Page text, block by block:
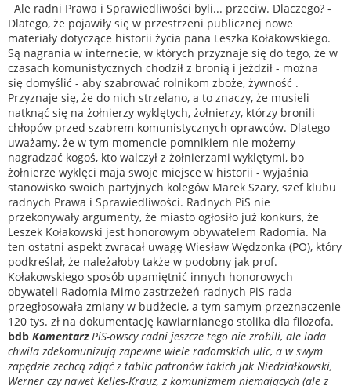
Ale radni Prawa i Sprawiedliwości byli... przeciw. Dlaczego? -
Dlatego, że pojawiły się w przestrzeni publicznej nowe
materiały dotyczące historii życia pana Leszka Kołakowskiego.
Są nagrania w internecie, w których przyznaje się do tego, że w
czasach komunistycznych chodził z bronią i jeździł - można
się domyślić - aby szabrować rolnikom zboże, żywność .
Przyznaje się, że do nich strzelano, a to znaczy, że musieli
natknąć się na żołnierzy wyklętych, żołnierzy, którzy bronili
chłopów przed szabrem komunistycznych oprawców. Dlatego
uważamy, że w tym momencie pomnikiem nie możemy
nagradzać kogoś, kto walczył z żołnierzami wyklętymi, bo
żołnierze wyklęci maja swoje miejsce w historii - wyjaśnia
stanowisko swoich partyjnych kolegów Marek Szary, szef klubu
radnych Prawa i Sprawiedliwości. Radnych PiS nie
przekonywały argumenty, że miasto ogłosiło już konkurs, że
Leszek Kołakowski jest honorowym obywatelem Radomia. Na
ten ostatni aspekt zwracał uwagę Wiesław Wędzonka (PO), który
podkreślał, że należałoby także w podobny jak prof.
Kołakowskiego sposób upamiętnić innych honorowych
obywateli Radomia Mimo zastrzeżeń radnych PiS rada
przegłosowała zmiany w budżecie, a tym samym przeznaczenie
120 tys. zł na dokumentację kawiarnianego stolika dla filozofa.
bdb Komentarz PiS-owscy radni jeszcze tego nie zrobili, ale lada
chwila zdekomunizują zapewne wiele radomskich ulic, a w swym
zapędzie zechcą zdjąć z tablic patronów takich jak Niedziałkowski,
Werner czy nawet Kelles-Krauz, z komunizmem niemających (ale z